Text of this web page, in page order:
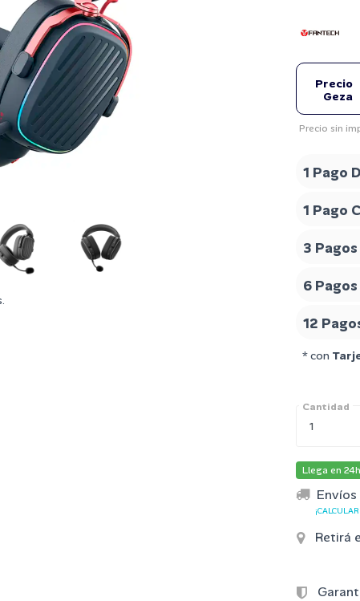
Precio
Geza
Precio sin
1 Pago
1 Pago
3 Pagos
6 Pagos
12
* con
Cantidad
Llega en
Retirá